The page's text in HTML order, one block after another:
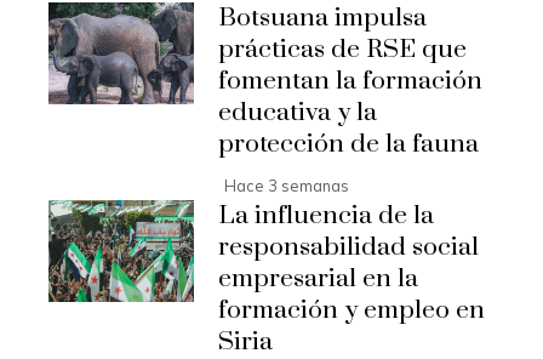
Botsuana impulsa
prácticas de RSE que
fomentan la formación
educativa y la
protección de la fauna
Hace 3 semanas
La influencia de la
responsabilidad social
empresarial en la
formación y empleo en
Siria